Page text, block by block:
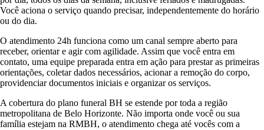
Você aciona o serviço quando precisar, independentemente do horário
ou do dia.
O atendimento 24h funciona como um canal sempre aberto para
receber, orientar e agir com agilidade. Assim que você entra em
contato, uma equipe preparada entra em ação para prestar as primeiras
orientações, coletar dados necessários, acionar a remoção do corpo,
providenciar documentos iniciais e organizar os serviços.
A cobertura do plano funeral BH se estende por toda a região
metropolitana de Belo Horizonte. Não importa onde você ou sua
família estejam na RMBH, o atendimento chega até vocês com a